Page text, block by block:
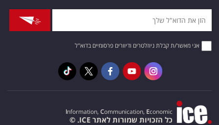
אני מאשר/ת קבלת ניוזלטרים ודיוורים פרסומיים בדוא"ל
Information, Communication, Economic
כל הזכויות שמורות לאתר ICE. ©